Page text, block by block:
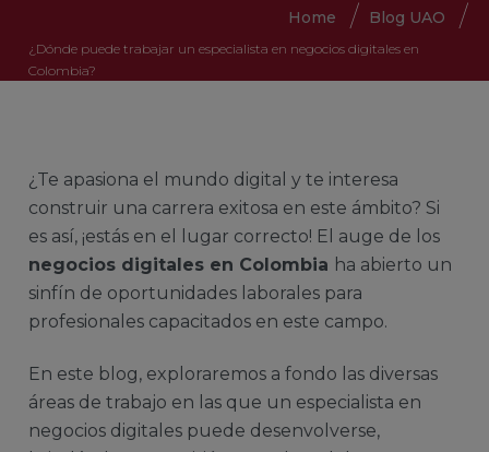
Home Blog UAO
¿Dónde puede trabajar un especialista en negocios digitales en
Colombia?
¿Te apasiona el mundo digital y te interesa
construir una carrera exitosa en este ámbito? Si
es así, ¡estás en el lugar correcto! El auge de los
negocios digitales en Colombia ha abierto un
sinfín de oportunidades laborales para
profesionales capacitados en este campo.
En este blog, exploraremos a fondo las diversas
áreas de trabajo en las que un especialista en
negocios digitales puede desenvolverse,